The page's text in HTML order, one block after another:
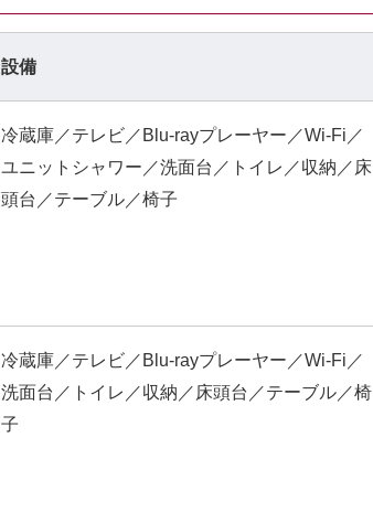
設備
冷蔵庫／テレビ／Blu-rayプレーヤー／Wi-Fi／
ユニットシャワー／洗面台／トイレ／収納／床
頭台／テーブル／椅子
冷蔵庫／テレビ／Blu-rayプレーヤー／Wi-Fi／
洗面台／トイレ／収納／床頭台／テーブル／椅
子